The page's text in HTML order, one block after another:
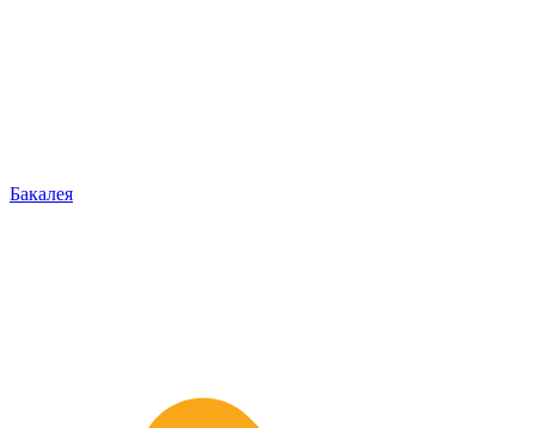
Бакалея